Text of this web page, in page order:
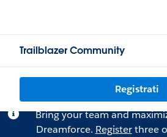
Trailblazer Community
Registrati
Bring your team and
Dreamforce. Registerthree